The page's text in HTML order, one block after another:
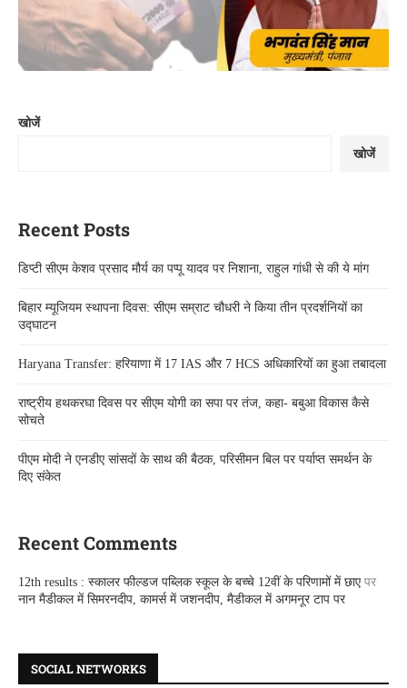
खोजें
खोजें
Recent Posts
डिप्टी सीएम केशव प्रसाद मौर्य का पप्पू यादव पर निशाना, राहुल गांधी से की ये मांग
बिहार म्यूजियम स्थापना दिवस: सीएम सम्राट चौधरी ने किया तीन प्रदर्शनियों का
उद्घाटन
Haryana Transfer: हरियाणा में 17 IAS और 7 HCS अधिकारियों का हुआ तबादला
राष्ट्रीय हथकरघा दिवस पर सीएम योगी का सपा पर तंज, कहा- बबुआ विकास कैसे
सोचते
पीएम मोदी ने एनडीए सांसदों के साथ की बैठक, परिसीमन बिल पर पर्याप्त समर्थन के
दिए संकेत
Recent Comments
12th results : स्कालर फील्डज पब्लिक स्कूल के बच्चे 12वीं के परिणामों में छाएपर
नान मैडीकल में सिमरनदीप, कामर्स में जशनदीप, मैडीकल में अगमनूर टाप पर
SOCIAL NETWORKS